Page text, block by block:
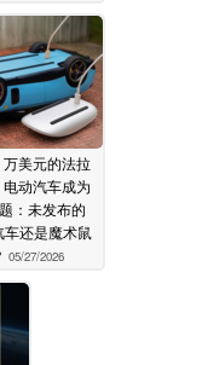
美元的法拉
动汽车成为
：未发布的
还是魔术鼠
05/27/2026